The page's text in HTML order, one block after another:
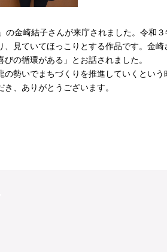
金崎結子さんが来庁されました。令和
見ていてほっこりとする作品です。金
の循環がある」とお話されました。
勢いでまちづくりを推進していくとい
、ありがとうございます。